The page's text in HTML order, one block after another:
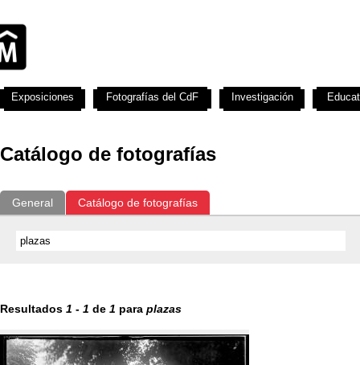
Catálogo de fotografías
General Catálogo de fotografías
Resultados 1 - 1 de 1 para plazas
Exposiciones Fotografías del CdF Investigación